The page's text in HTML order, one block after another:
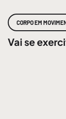
CORPO EM
Vai se